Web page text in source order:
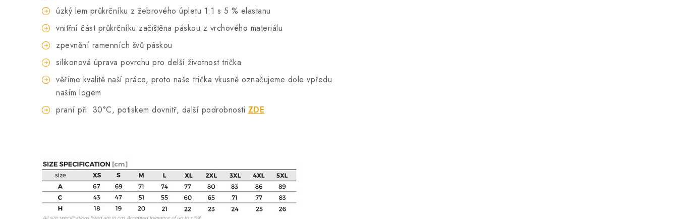
úzký lem průkrčníku z žebrového úpletu 1:1 s 5 % elastanu
vnitřní část průkrčníku začištěna páskou z vrchového materiálu
zpevnění ramenních švů páskou
silikonová úprava povrchu pro delší životnost trička
věříme kvalitě naší práce, proto naše trička vkusně označujeme dole vpředu
naším logem
praní při 30°C, potiskem dovnitř, další podrobnosti ZDE